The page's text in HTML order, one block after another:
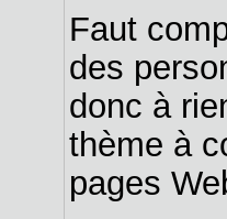
Faut
des
donc à
thème à
pages